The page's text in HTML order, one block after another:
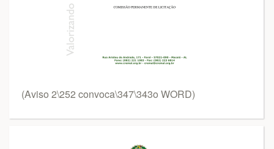
(Aviso 2\252 convoca\347\343o WORD)